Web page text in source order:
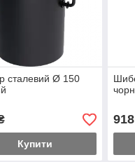
сталевий Ø 150
Купити
918